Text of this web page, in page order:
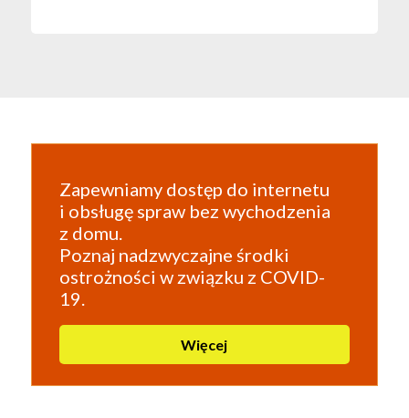
Zapewniamy dostęp do internetu
i obsługę spraw bez wychodzenia
z domu.
Poznaj nadzwyczajne środki
ostrożności w związku z COVID-
19.
Więcej